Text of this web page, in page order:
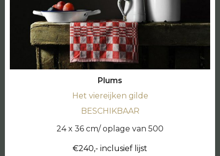
Plums
Het viereijken gilde
BESCHIKBAAR
24 x 36 cm/ oplage van 500
€240,- inclusief lijst